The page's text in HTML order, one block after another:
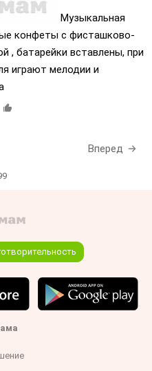
Музыкальная
конфеты с фисташково-
, батарейки вставлены, при
играют мелодии и
Вперед